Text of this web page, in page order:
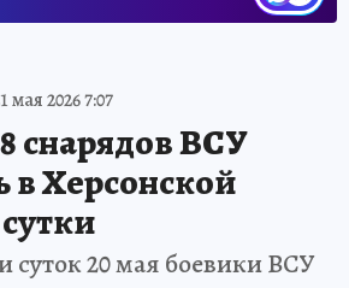
мая 2026 7:07
снарядов ВСУ
в Херсонской
20 мая боевики ВСУ